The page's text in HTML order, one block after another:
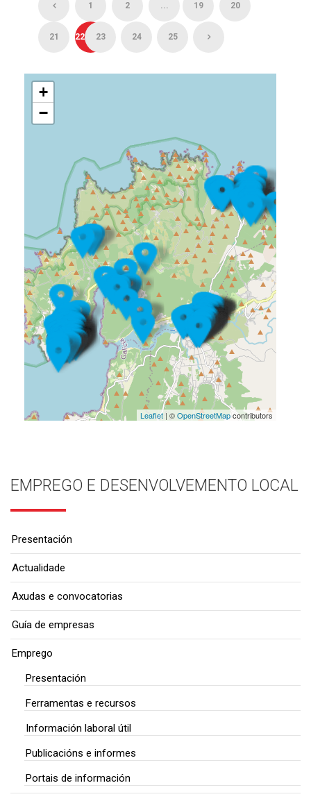
1 2 ... 19 20
21 22 23 24 25
+
−
Leaflet| ©OpenStreetMapcontributors
EMPREGO E DESENVOLVEMENTO LOCAL
Presentación
Actualidade
Axudas e convocatorias
Guía de empresas
Emprego
Presentación
Ferramentas e recursos
Información laboral útil
Publicacións e informes
Portais de información